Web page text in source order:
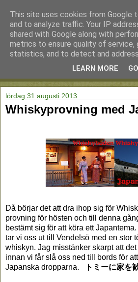
lördag 31 augusti 2013
Whiskyprovning med
Då börjar det att dra ihop sig för
provning för hösten och till denna
bestämt sig för att köra ett
tar vi oss ut till Vendelsö med en stor
whiskyn. Jag misstänker skarpt att
innan vi får slå oss ned till bords för
Japanska dropparna.
トミーに家を
This site uses cookies from Google
and to analyze traffic. Your IP
shared with Google along with
metrics to ensure quality of service,
statistics, and to detect and
LEARN MORE